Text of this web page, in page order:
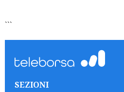
```
SEZIONI